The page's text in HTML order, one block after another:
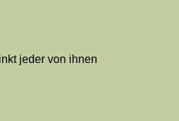
jeder von ihnen